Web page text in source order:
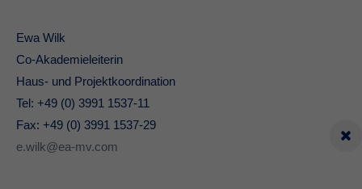
Ewa Wilk
Co-Akademieleiterin
Haus- und Projektkoordination
Tel: +49 (0) 3991 1537-11
Fax: +49 (0) 3991 1537-29
e.wilk@ea-mv.com